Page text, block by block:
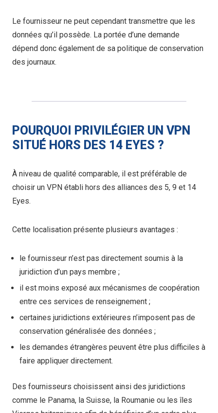
Le fournisseur ne peut cependant transmettre que les
données qu’il possède. La portée d’une demande
dépend donc également de sa politique de conservation
des journaux.
POURQUOI PRIVILÉGIER UN VPN
SITUÉ HORS DES 14 EYES ?
À niveau de qualité comparable, il est préférable de
choisir un VPN établi hors des alliances des 5, 9 et 14
Eyes.
Cette localisation présente plusieurs avantages :
le fournisseur n’est pas directement soumis à la
juridiction d’un pays membre ;
il est moins exposé aux mécanismes de coopération
entre ces services de renseignement ;
certaines juridictions extérieures n’imposent pas de
conservation généralisée des données ;
les demandes étrangères peuvent être plus difficiles à
faire appliquer directement.
Des fournisseurs choisissent ainsi des juridictions
comme le Panama, la Suisse, la Roumanie ou les îles